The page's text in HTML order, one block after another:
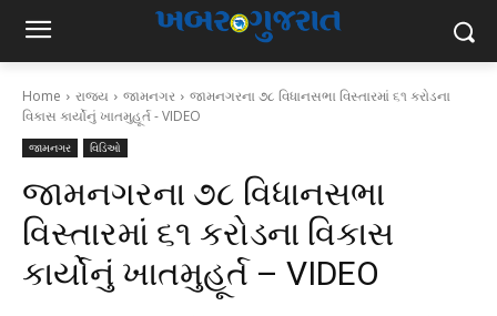
Home રાજ્ય જામનગર
જામનગરના ૭૮ વિધાનસભા વિસ્તારમાં ૬૧ કરોડના
વિકાસ કાર્યોનું ખાતમુહૂર્ત - VIDEO
જામનગર વિડિઓ
જામનગરના ૭૮ વિધાનસભા
વિસ્તારમાં ૬૧ કરોડના વિકાસ
કાર્યોનું ખાતમુહૂર્ત – VIDEO